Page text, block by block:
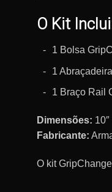
O Kit
1 Bolsa
1
1 Braço Rail
Dimensões: 10″
Fabricante:
O kit